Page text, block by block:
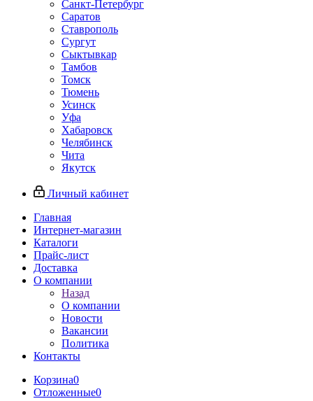
Санкт-Петербург
Саратов
Ставрополь
Сургут
Сыктывкар
Тамбов
Томск
Тюмень
Усинск
Уфа
Хабаровск
Челябинск
Чита
Якутск
Личный кабинет
Главная
Интернет-магазин
Каталоги
Прайс-лист
Доставка
О компании
Назад
О компании
Новости
Вакансии
Политика
Контакты
Корзина0
Отложенные0